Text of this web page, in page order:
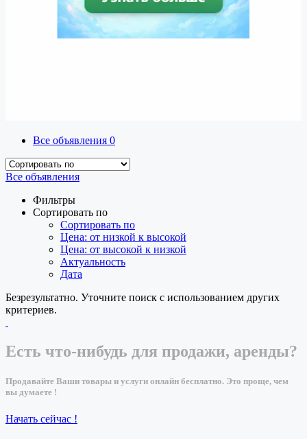
Все объявления 0
Все объявления
Фильтры
Сортировать по
Сортировать по
Цена: от низкой к высокой
Цена: от высокой к низкой
Актуальность
Дата
Безрезультатно. Уточните поиск с использованием других
критериев.
Есть что-нибудь для продажи, аренды?
Продавайте Ваши товары и услуги онлайн бесплатно. Это проще, чем
вы думаете !
Начать сейчас !